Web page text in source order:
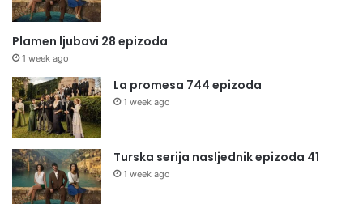
Plamen ljubavi 28 epizoda
1 week ago
La promesa 744 epizoda
1 week ago
Turska serija nasljednik epizoda 41
1 week ago